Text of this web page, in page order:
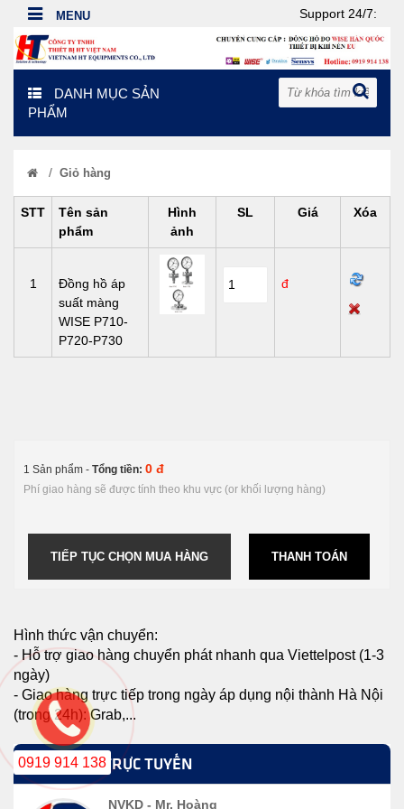
Support 24/7:
DANH MỤC SẢN
PHẨM
/ Giỏ hàng
STT
Tên sản
phẩm
Hình
ảnh
SL Giá Xóa
1
Đồng hồ áp
suất màng
WISE P710-
P720-P730
đ
1 Sản phẩm - Tổng tiền: 0 đ
Phí giao hàng sẽ được tính theo khu vực (or khối lượng hàng)
THANH TOÁN
TIẾP TỤC CHỌN MUA HÀNG
Hình thức vận chuyển:
- Hỗ trợ giao hàng chuyển phát nhanh qua Viettelpost (1-3
ngày)
- Giao hàng trực tiếp trong ngày áp dụng nội thành Hà Nội
(trong 24h): Grab,...
HỖ TRỢ TRỰC TUYẾN
NVKD - Mr. Hoàng
0919 914 138